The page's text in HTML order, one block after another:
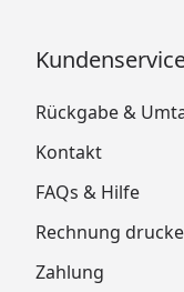
Rückgabe &
Kontakt
FAQs & Hilfe
Rechnung
Zahlung